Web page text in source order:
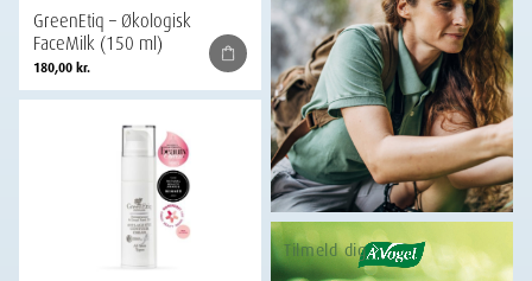
GreenEtiq – Økologisk
FaceMilk (150 ml)
180,00kr.
Tilmeld dig